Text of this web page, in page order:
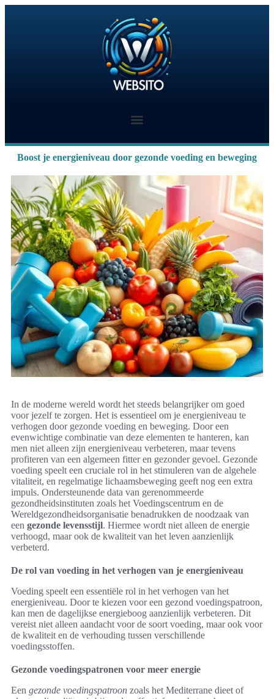
Boost je energieniveau door gezonde voeding en beweging
In de moderne wereld wordt het steeds belangrijker om goed
voor jezelf te zorgen. Het is essentieel om je energieniveau te
verhogen door gezonde voeding en beweging. Door een
evenwichtige combinatie van deze elementen te hanteren, kan
men niet alleen zijn energieniveau verbeteren, maar tevens
profiteren van een algemeen fitter en gezonder gevoel. Gezonde
voeding speelt een cruciale rol in het stimuleren van de algehele
vitaliteit, en regelmatige lichaamsbeweging geeft nog een extra
impuls. Ondersteunende data van gerenommeerde
gezondheidsinstituten zoals het Voedingscentrum en de
Wereldgezondheidsorganisatie benadrukken de noodzaak van
een gezonde levensstijl. Hiermee wordt niet alleen de energie
verhoogd, maar ook de kwaliteit van het leven aanzienlijk
verbeterd.
De rol van voeding in het verhogen van je energieniveau
Voeding speelt een essentiële rol in het verhogen van het
energieniveau. Door te kiezen voor een gezond voedingspatroon,
kan men de dagelijkse energieboog aanzienlijk verbeteren. Dit
vereist niet alleen aandacht voor de soort voeding, maar ook voor
de kwaliteit en de verhouding tussen verschillende
voedingsstoffen.
Gezonde voedingspatronen voor meer energie
Een gezonde voedingspatroon zoals het Mediterrane dieet of